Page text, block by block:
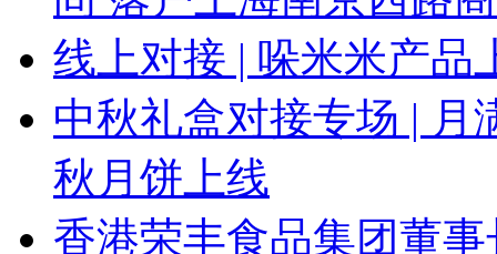
线上对接 | 哚米米产品
中秋礼盒对接专场 | 月
秋月饼上线
香港荣丰食品集团董